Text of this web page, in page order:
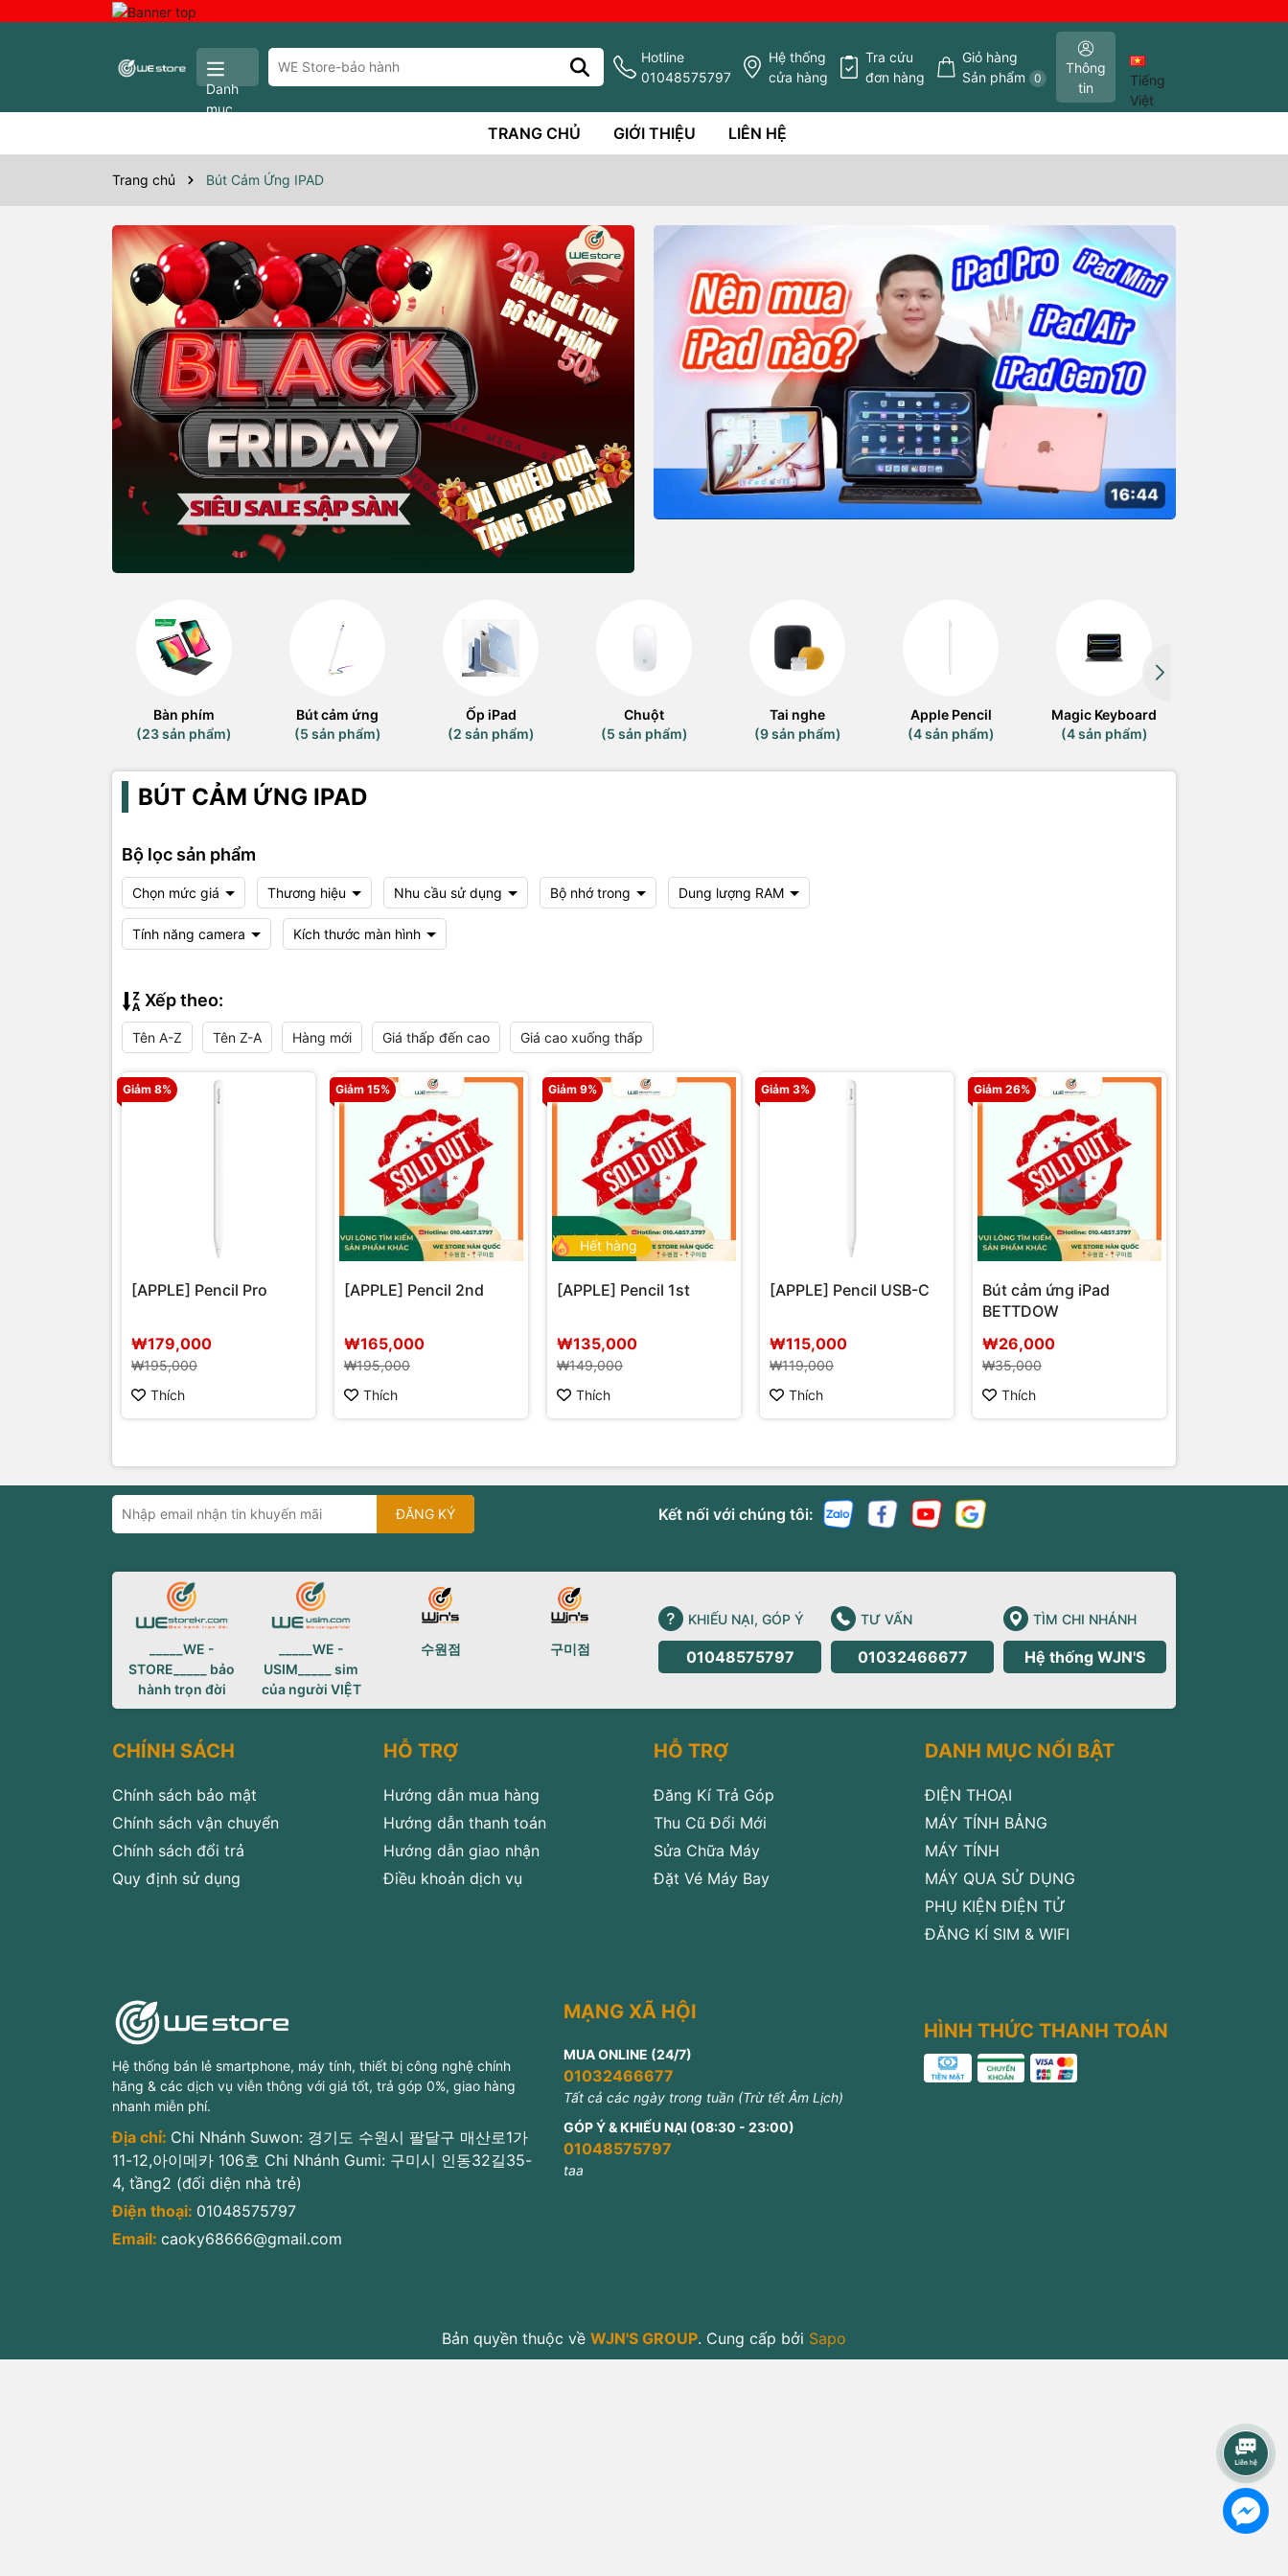
Danh
mục
Hotline
01048575797
Hệ thống
cửa hàng
Tra cứu
đơn hàng
Giỏ hàng
Sản phẩm 0
Thông
tin
Tiếng
Việt
TRANG CHỦ GIỚI THIỆU LIÊN HỆ
Trang chủ Bút Cảm Ứng IPAD
Bàn phím
(23 sản phẩm)
Bút cảm ứng
(5 sản phẩm)
Ốp iPad
(2 sản phẩm)
Chuột
(5 sản phẩm)
Tai nghe
(9 sản phẩm)
Apple Pencil
(4 sản phẩm)
Magic Keyboard
(4 sản phẩm)
BÚT CẢM ỨNG IPAD
Bộ lọc sản phẩm
Chọn mức giá Thương hiệu Nhu cầu sử dụng Bộ nhớ trong Dung lượng RAM
Tính năng camera Kích thước màn hình
Xếp theo:
Tên A-Z Tên Z-A Hàng mới Giá thấp đến cao Giá cao xuống thấp
Giảm 8%
[APPLE] Pencil Pro
₩179,000
₩195,000
Thích
Giảm 15%
[APPLE] Pencil 2nd
₩165,000
₩195,000
Thích
Hết hàng
Giảm 9%
[APPLE] Pencil 1st
₩135,000
₩149,000
Thích
Giảm 3%
[APPLE] Pencil USB-C
₩115,000
₩119,000
Thích
Giảm 26%
Bút cảm ứng iPad
BETTDOW
₩26,000
₩35,000
Thích
ĐĂNG KÝ Kết nối với chúng tôi:
_____WE -
STORE_____ bảo
hành trọn đời
_____WE -
USIM_____ sim
của người VIỆT
수원점 구미점
KHIẾU NẠI, GÓP Ý
01048575797
TƯ VẤN
01032466677
TÌM CHI NHÁNH
Hệ thống WJN'S
CHÍNH SÁCH
Chính sách bảo mật
Chính sách vận chuyển
Chính sách đổi trả
Quy định sử dụng
HỖ TRỢ
Hướng dẫn mua hàng
Hướng dẫn thanh toán
Hướng dẫn giao nhận
Điều khoản dịch vụ
HỖ TRỢ
Đăng Kí Trả Góp
Thu Cũ Đổi Mới
Sửa Chữa Máy
Đặt Vé Máy Bay
DANH MỤC NỔI BẬT
ĐIỆN THOẠI
MÁY TÍNH BẢNG
MÁY TÍNH
MÁY QUA SỬ DỤNG
PHỤ KIỆN ĐIỆN TỬ
ĐĂNG KÍ SIM & WIFI
Hệ thống bán lẻ smartphone, máy tính, thiết bị công nghệ chính
hãng & các dịch vụ viễn thông với giá tốt, trả góp 0%, giao hàng
nhanh miễn phí.
Địa chỉ: Chi Nhánh Suwon: 경기도 수원시 팔달구 매산로1가
11-12,아이메카 106호 Chi Nhánh Gumi: 구미시 인동32길35-
4, tầng2 (đối diện nhà trẻ)
Điện thoại: 01048575797
Email: caoky68666@gmail.com
MẠNG XÃ HỘI
MUA ONLINE (24/7)
01032466677
Tất cả các ngày trong tuần (Trừ tết Âm Lịch)
GÓP Ý & KHIẾU NẠI (08:30 - 23:00)
01048575797
taa
HÌNH THỨC THANH TOÁN
Bản quyền thuộc về WJN'S GROUP. Cung cấp bởi Sapo